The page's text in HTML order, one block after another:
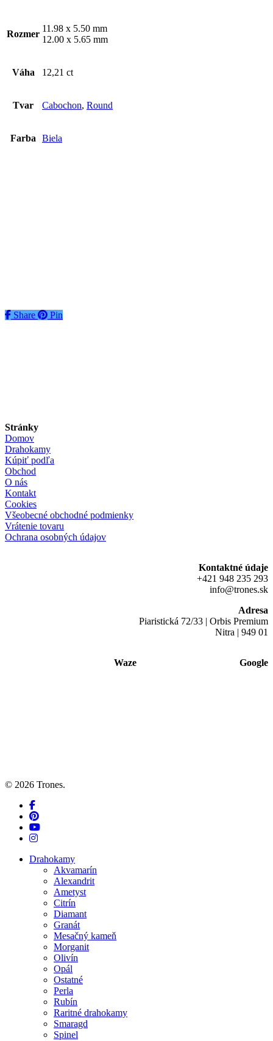
Rozmer
11.98 x 5.50 mm
12.00 x 5.65 mm
Váha 12,21 ct
Tvar Cabochon, Round
Farba Biela
Share
Share Pin
Stránky
Domov
Drahokamy
Kúpiť podľa
Obchod
O nás
Kontakt
Cookies
Všeobecné obchodné podmienky
Vrátenie tovaru
Ochrana osobných údajov
Kontaktné údaje
+421 948 235 293
info@trones.sk
Adresa
Piaristická 72/33 | Orbis Premium
Nitra | 949 01
Waze Google
© 2026 Trones.
facebook
pinterest
youtube
instagram
Close
Drahokamy
Akvamarín
Alexandrit
Ametyst
Citrín
Diamant
Granát
Mesačný kameň
Morganit
Olivín
Opál
Ostatné
Perla
Rubín
Raritné drahokamy
Smaragd
Spinel